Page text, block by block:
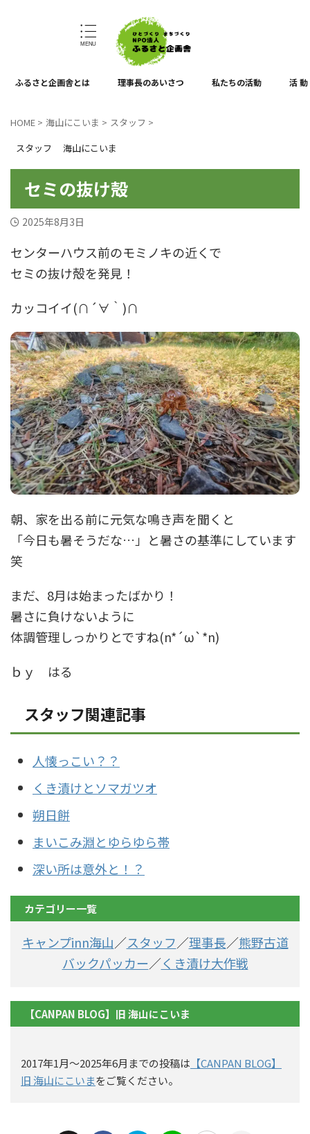
ふるさと企画舎とは 理事長のあいさつ 私たちの活動 活 動
HOME > 海山にこいま > スタッフ >
スタッフ
海山にこいま
セミの抜け殻
2025年8月3日
センターハウス前のモミノキの近くで
セミの抜け殻を発見！
カッコイイ(∩´∀｀)∩
朝、家を出る前に元気な鳴き声を聞くと
「今日も暑そうだな…」と暑さの基準にしています
笑
まだ、8月は始まったばかり！
暑さに負けないように
体調管理しっかりとですね(n*´ω`*n)
ｂｙ はる
スタッフ関連記事
人懐っこい？？
くき漬けとソマガツオ
朔日餅
まいこみ淵とゆらゆら帯
深い所は意外と！？
カテゴリー一覧
キャンプinn海山／スタッフ／理事長／熊野古道
バックパッカー／くき漬け大作戦
【CANPAN BLOG】旧 海山にこいま
2017年1月〜2025年6月までの投稿は 【CANPAN BLOG】
旧 海山にこいまをご覧ください。